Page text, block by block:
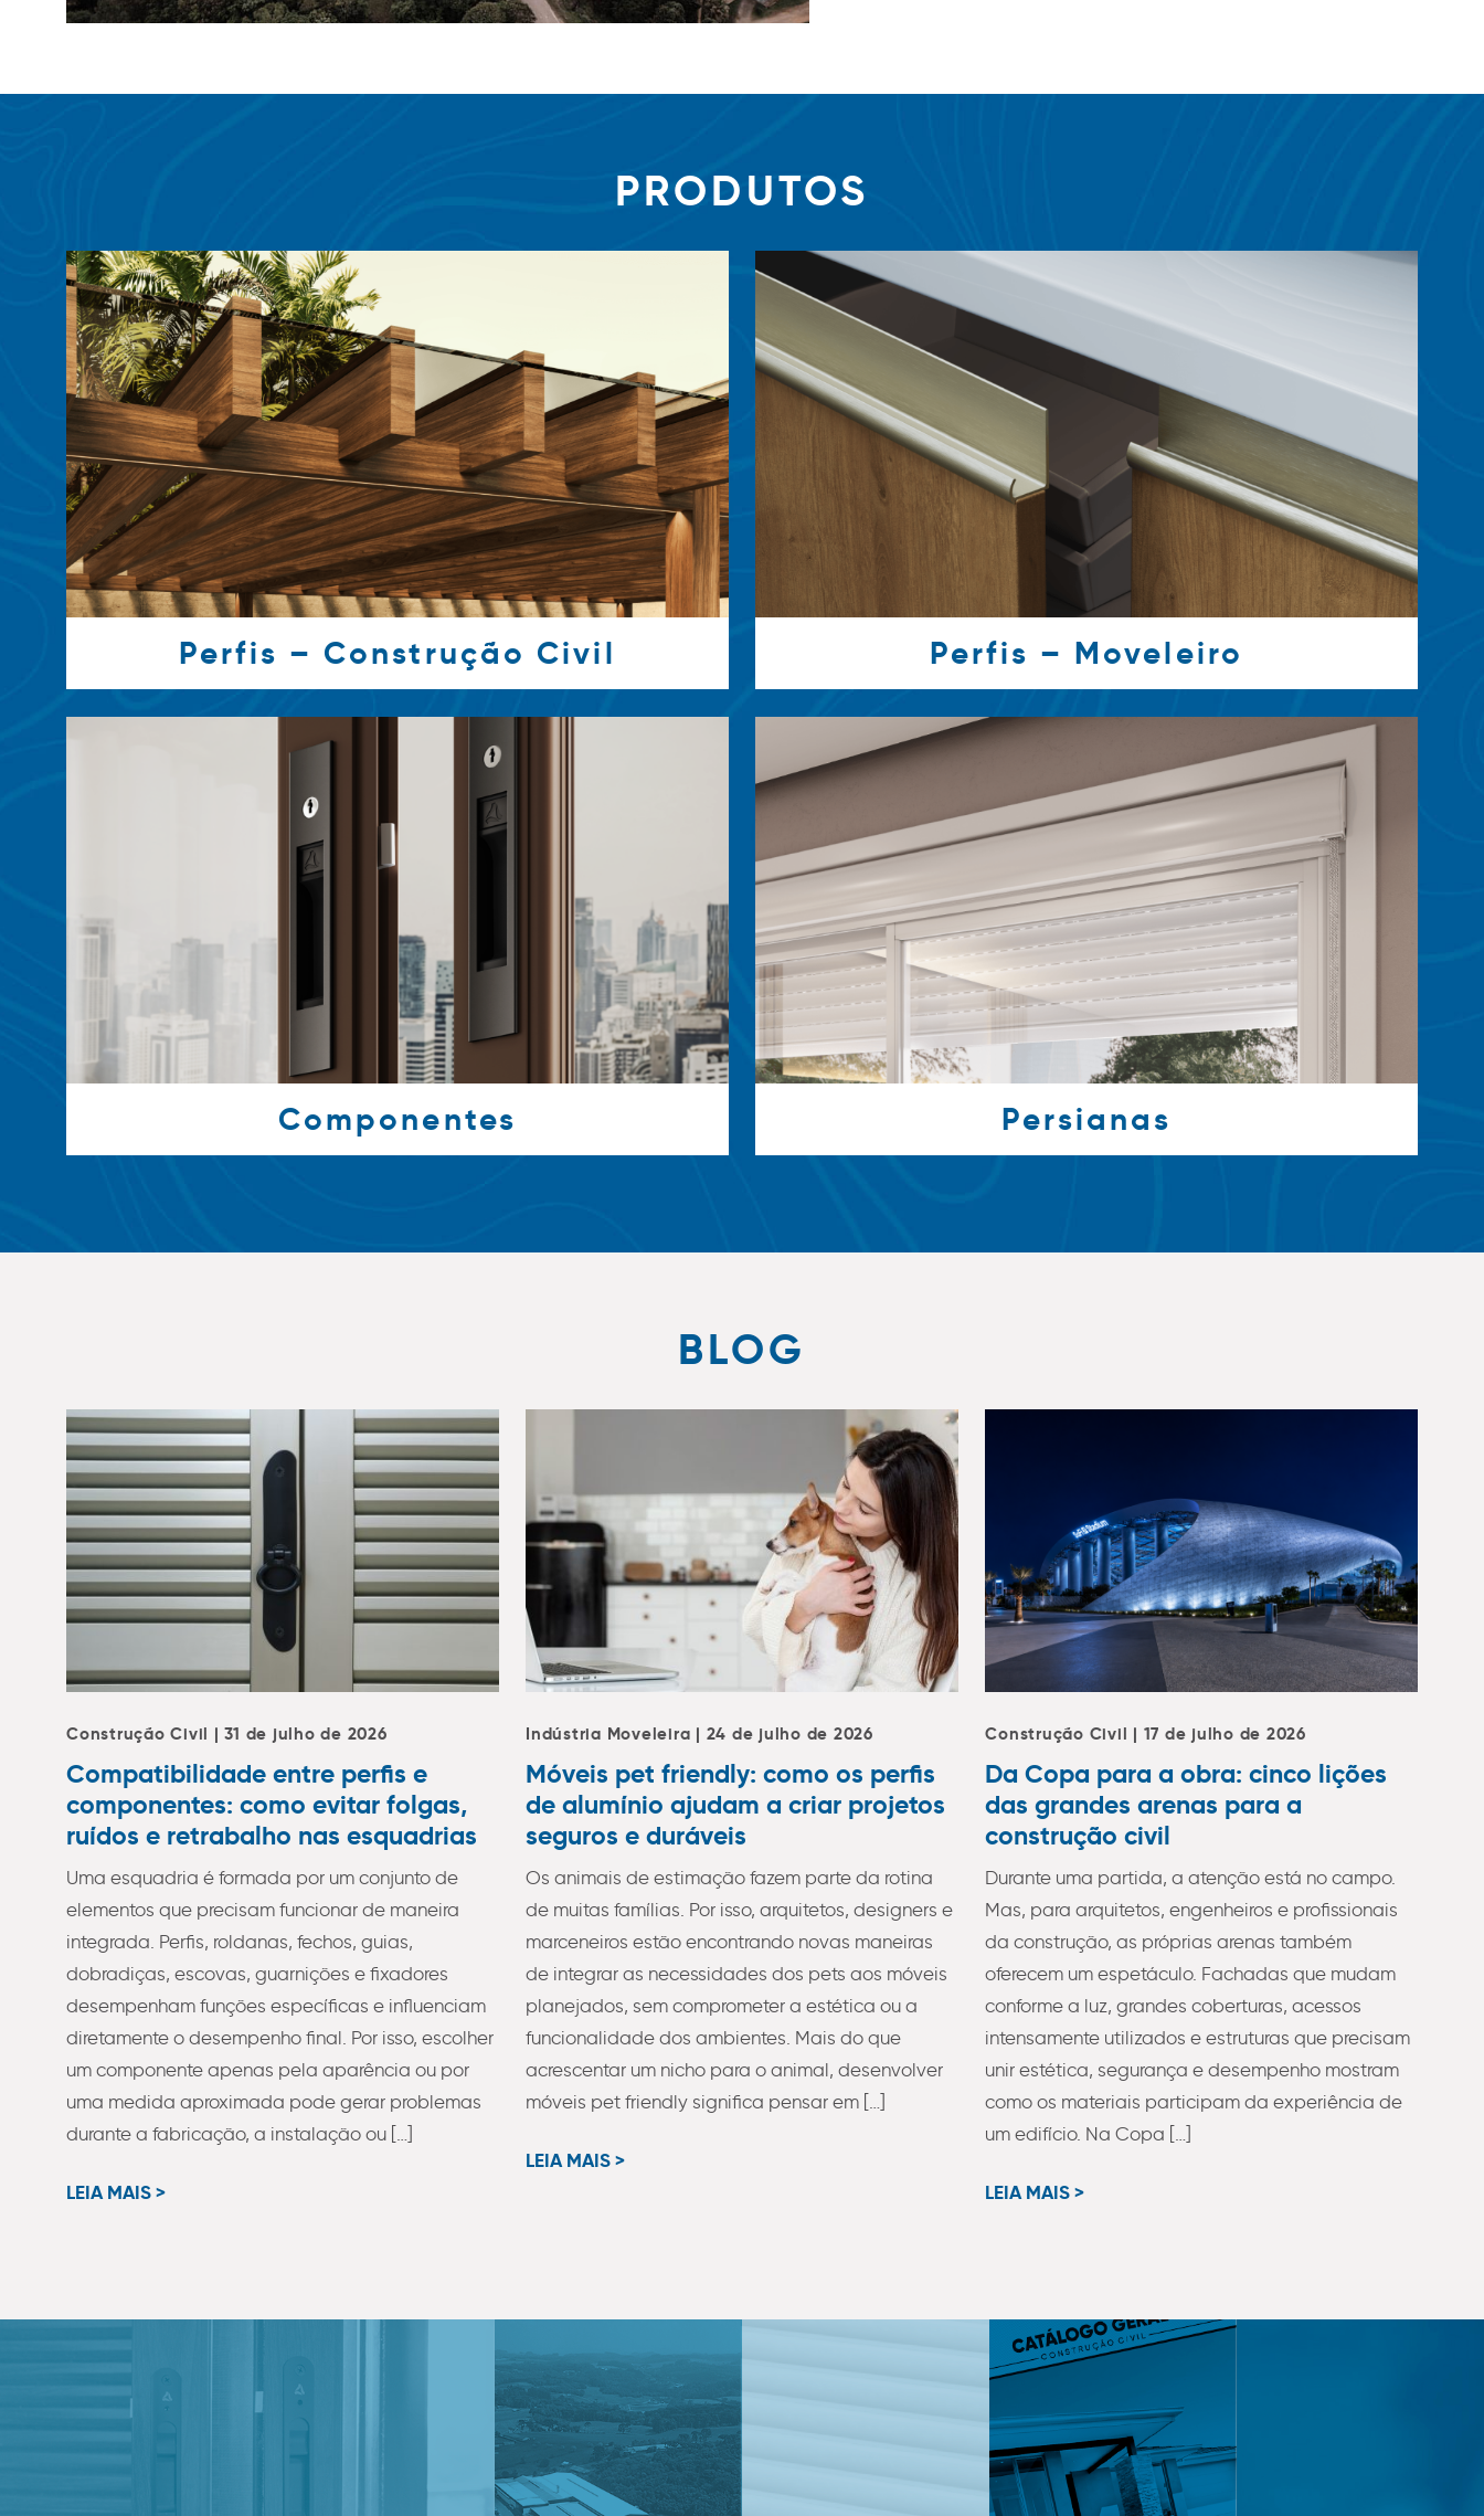
PRODUTOS
Perfis – Construção Civil Perfis – Moveleiro
Componentes Persianas
BLOG
Construção Civil | 31 de julho de 2026
Compatibilidade entre perfis e
componentes: como evitar folgas,
ruídos e retrabalho nas esquadrias
Uma esquadria é formada por um conjunto de
elementos que precisam funcionar de maneira
integrada. Perfis, roldanas, fechos, guias,
dobradiças, escovas, guarnições e fixadores
desempenham funções específicas e influenciam
diretamente o desempenho final. Por isso, escolher
um componente apenas pela aparência ou por
uma medida aproximada pode gerar problemas
durante a fabricação, a instalação ou […]
LEIA MAIS >
Indústria Moveleira | 24 de julho de 2026
Móveis pet friendly: como os perfis
de alumínio ajudam a criar projetos
seguros e duráveis
Os animais de estimação fazem parte da rotina
de muitas famílias. Por isso, arquitetos, designers e
marceneiros estão encontrando novas maneiras
de integrar as necessidades dos pets aos móveis
planejados, sem comprometer a estética ou a
funcionalidade dos ambientes. Mais do que
acrescentar um nicho para o animal, desenvolver
móveis pet friendly significa pensar em […]
LEIA MAIS >
Construção Civil | 17 de julho de 2026
Da Copa para a obra: cinco lições
das grandes arenas para a
construção civil
Durante uma partida, a atenção está no campo.
Mas, para arquitetos, engenheiros e profissionais
da construção, as próprias arenas também
oferecem um espetáculo. Fachadas que mudam
conforme a luz, grandes coberturas, acessos
intensamente utilizados e estruturas que precisam
unir estética, segurança e desempenho mostram
como os materiais participam da experiência de
um edifício. Na Copa […]
LEIA MAIS >